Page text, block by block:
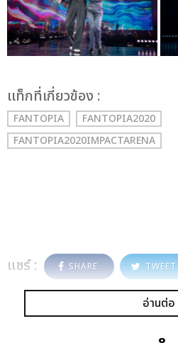
เเท็กที่เกี่ยวข้อง :
FANTOPIA
FANTOPIA2020
FANTOPIA2020IMPACTARENA
แชร์ : SHARE TWEET
อ่านต่อ